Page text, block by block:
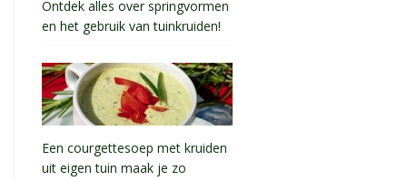
Ontdek alles over springvormen
en het gebruik van tuinkruiden!
Een courgettesoep met kruiden
uit eigen tuin maak je zo